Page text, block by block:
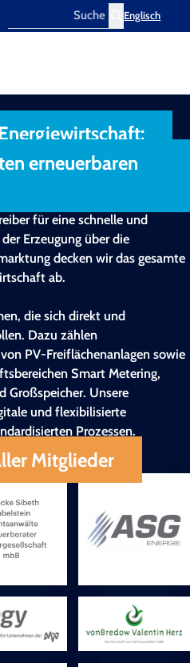
Englisch
erneuerbaren
für eine schnelle und
Erzeugung über die
decken wir das gesamte
ab.
die sich direkt und
Dazu zählen
PV-Freiflächenanlagen sowie
Smart Metering,
Großspeicher. Unsere
und flexibilisierte
Prozessen.
Mitglieder